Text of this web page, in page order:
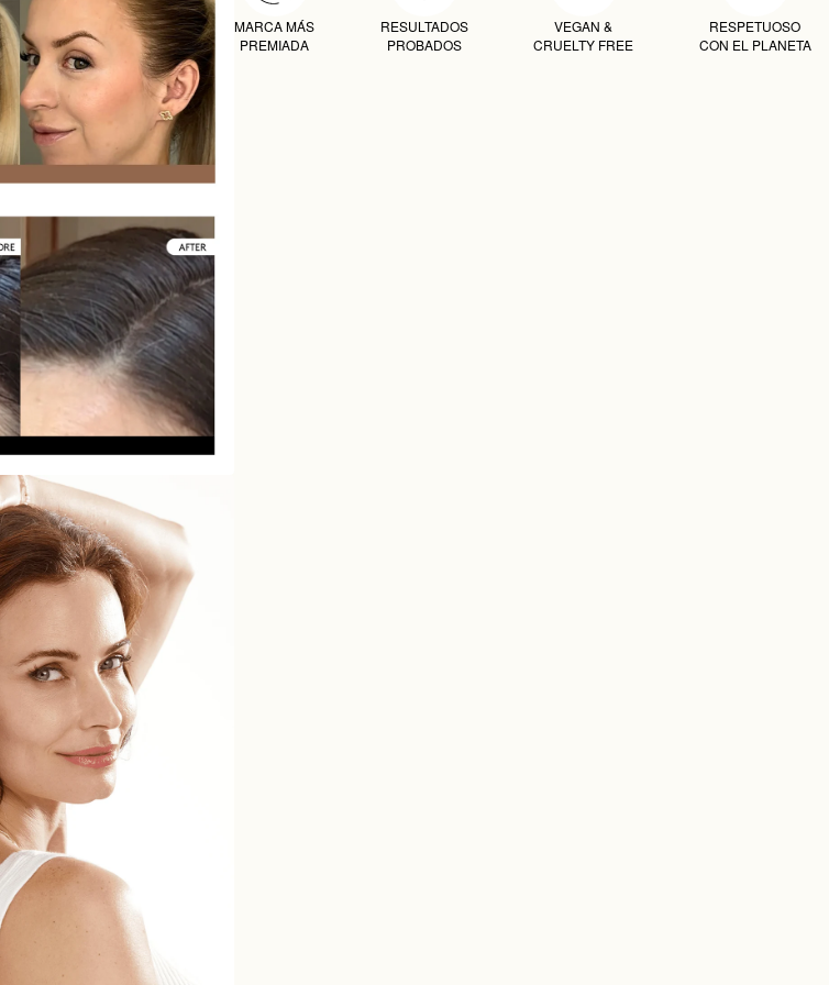
MARCA MÁS
PREMIADA
RESULTADOS
PROBADOS
VEGAN &
CRUELTY FREE
RESPETUOSO
CON EL PLANETA